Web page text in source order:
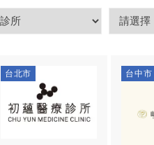
台北市 台中市